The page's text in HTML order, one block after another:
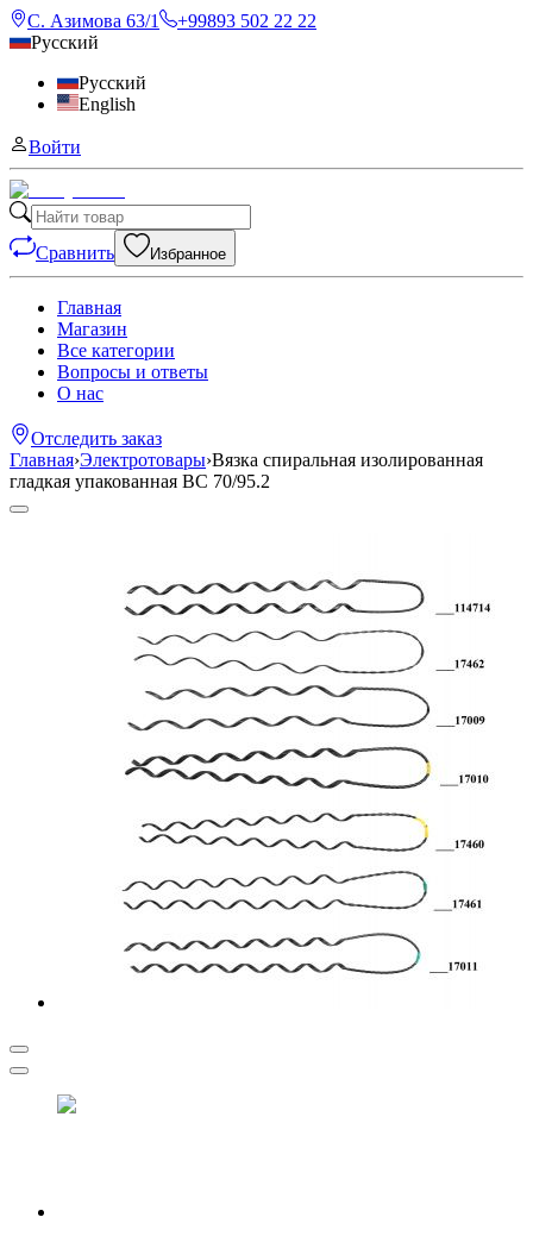
С. Азимова 63/1
+99893 502 22 22
Русский
Русский
English
Войти
Сравнить Избранное
Главная
Магазин
Все категории
Вопросы и ответы
О нас
Отследить заказ
Главная›Электротовары›Вязка спиральная изолированная
гладкая упакованная ВС 70/95.2